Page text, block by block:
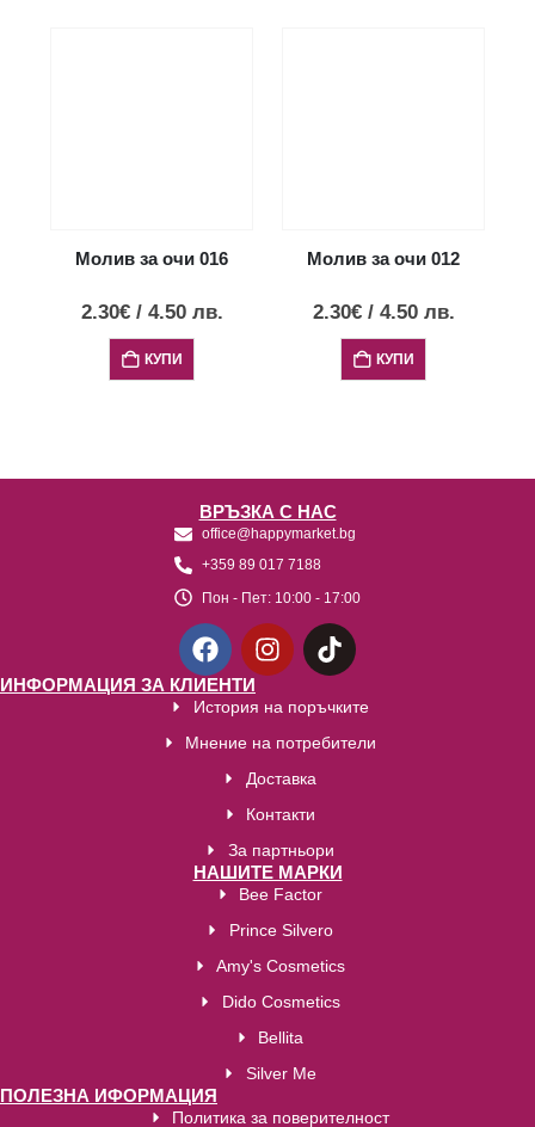
Молив за очи 016
2.30€ / 4.50 лв.
КУПИ
Молив за очи 012
2.30€ / 4.50 лв.
КУПИ
ВРЪЗКА С НАС
office@happymarket.bg
+359 89 017 7188
Пон - Пет: 10:00 - 17:00
ИНФОРМАЦИЯ ЗА КЛИЕНТИ
История на поръчките
Мнение на потребители
Доставка
Контакти
За партньори
НАШИТЕ МАРКИ
Bee Factor
Prince Silvero
Amy's Cosmetics
Dido Cosmetics
Bellita
Silver Me
ПОЛЕЗНА ИФОРМАЦИЯ
Политика за поверителност